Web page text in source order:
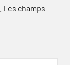
Les champs